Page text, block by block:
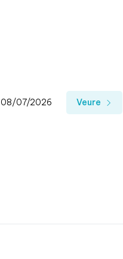
08/07/2026 Veure